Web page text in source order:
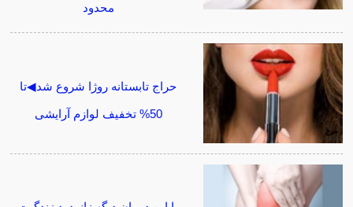
محدود
حراج تابستانه روژا شروع شد◀تا
50% تخفیف لوازم آرایشی